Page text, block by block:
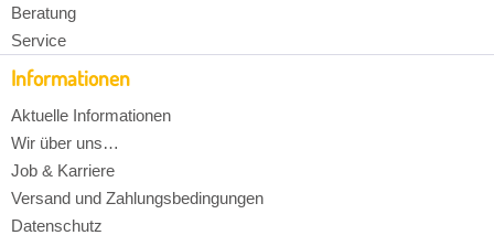
Beratung
Service
Informationen
Aktuelle Informationen
Wir über uns…
Job & Karriere
Versand und Zahlungsbedingungen
Datenschutz